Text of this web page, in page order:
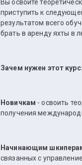
Вы освоите
приступить к
результатом всего
брать в аренду яхты в
Зачем нужен этот курс:
Новичкам - освоить
получения
Начинающим
связанных с